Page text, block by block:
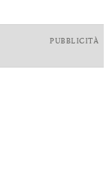
PUBBLICITÀ